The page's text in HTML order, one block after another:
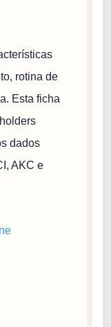
rotina de
Esta ficha
dados
AKC e